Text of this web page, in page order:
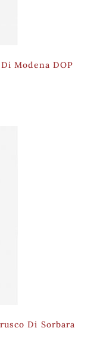
Modena DOP
Di Sorbara